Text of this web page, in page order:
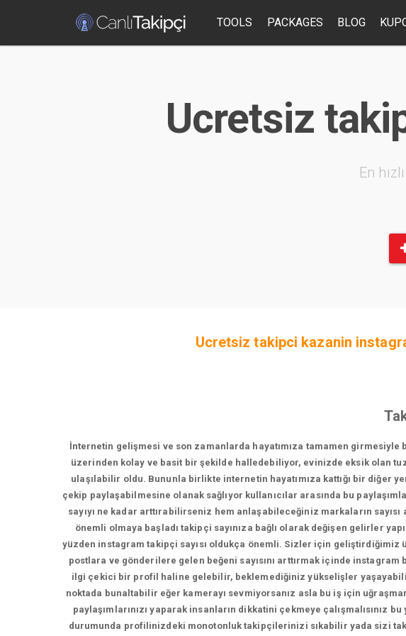
TOOLS PACKAGES BLOG
Ucretsiz
En
Ucretsiz takipci kazanin
İnternetin gelişmesi ve son zamanlarda hayatımıza tamamen
üzerinden kolay ve basit bir şekilde halledebiliyor, evinizde eksik olan
ulaşılabilir oldu. Bununla birlikte internetin hayatımıza kattığı bir diğer
çekip paylaşabilmesine olanak sağlıyor kullanıcılar arasında bu
sayıyı ne kadar arttırabilirseniz hem anlaşabileceğiniz markaların
önemli olmaya başladı takipçi sayınıza bağlı olarak değişen gelirler
yüzden instagram takipçi sayısı oldukça önemli. Sizler için geliştirdiğimiz
postlara ve gönderilere gelen beğeni sayısını arttırmak içinde
ilgi çekici bir profil haline gelebilir, beklemediğiniz yükselişler
noktada bunaltabilir eğer kamerayı sevmiyorsanız asla bu iş için
paylaşımlarınızı yaparak insanların dikkatini çekmeye çalışmalısınız
durumunda profilinizdeki monotonluk takipçilerinizi sıkabilir yada sizi